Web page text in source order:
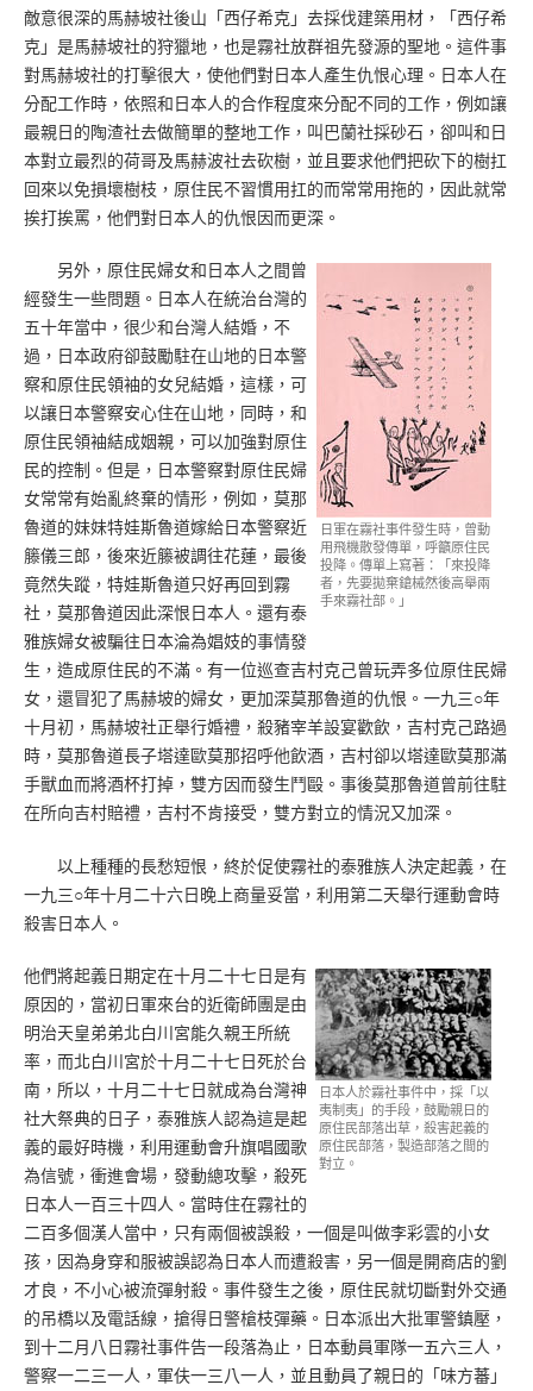
敵意很深的馬赫坡社後山「西仔希克」去採伐建築用材，「西仔希
克」是馬赫坡社的狩獵地，也是霧社放群祖先發源的聖地。這件事
對馬赫坡社的打擊很大，使他們對日本人產生仇恨心理。日本人在
分配工作時，依照和日本人的合作程度來分配不同的工作，例如讓
最親日的陶渣社去做簡單的整地工作，叫巴蘭社採砂石，卻叫和日
本對立最烈的荷哥及馬赫波社去砍樹，並且要求他們把砍下的樹扛
回來以免損壞樹枝，原住民不習慣用扛的而常常用拖的，因此就常
挨打挨罵，他們對日本人的仇恨因而更深。
日軍在霧社事件發生時，曾動
用飛機散發傳單，呼籲原住民
投降。傳單上寫著：「來投降
者，先要拋棄鎗械然後高舉兩
手來霧社部。」
另外，原住民婦女和日本人之間曾
經發生一些問題。日本人在統治台灣的
五十年當中，很少和台灣人結婚，不
過，日本政府卻鼓勵駐在山地的日本警
察和原住民領袖的女兒結婚，這樣，可
以讓日本警察安心住在山地，同時，和
原住民領袖結成姻親，可以加強對原住
民的控制。但是，日本警察對原住民婦
女常常有始亂終棄的情形，例如，莫那
魯道的妹妹特娃斯魯道嫁給日本警察近
籐儀三郎，後來近籐被調往花蓮，最後
竟然失蹤，特娃斯魯道只好再回到霧
社，莫那魯道因此深恨日本人。還有泰
雅族婦女被騙往日本淪為娼妓的事情發
生，造成原住民的不滿。有一位巡查吉村克己曾玩弄多位原住民婦
女，還冒犯了馬赫坡的婦女，更加深莫那魯道的仇恨。一九三○年
十月初，馬赫坡社正舉行婚禮，殺豬宰羊設宴歡飲，吉村克己路過
時，莫那魯道長子塔達歐莫那招呼他飲酒，吉村卻以塔達歐莫那滿
手獸血而將酒杯打掉，雙方因而發生鬥毆。事後莫那魯道曾前往駐
在所向吉村賠禮，吉村不肯接受，雙方對立的情況又加深。
以上種種的長愁短恨，終於促使霧社的泰雅族人決定起義，在
一九三○年十月二十六日晚上商量妥當，利用第二天舉行運動會時
殺害日本人。
日本人於霧社事件中，採「以
夷制夷」的手段，鼓勵親日的
原住民部落出草，殺害起義的
原住民部落，製造部落之間的
對立。
他們將起義日期定在十月二十七日是有
原因的，當初日軍來台的近衛師團是由
明治天皇弟弟北白川宮能久親王所統
率，而北白川宮於十月二十七日死於台
南，所以，十月二十七日就成為台灣神
社大祭典的日子，泰雅族人認為這是起
義的最好時機，利用運動會升旗唱國歌
為信號，衝進會場，發動總攻擊，殺死
日本人一百三十四人。當時住在霧社的
二百多個漢人當中，只有兩個被誤殺，一個是叫做李彩雲的小女
孩，因為身穿和服被誤認為日本人而遭殺害，另一個是開商店的劉
才良，不小心被流彈射殺。事件發生之後，原住民就切斷對外交通
的吊橋以及電話線，搶得日警槍枝彈藥。日本派出大批軍警鎮壓，
到十二月八日霧社事件告一段落為止，日本動員軍隊一五六三人，
警察一二三一人，軍伕一三八一人，並且動員了親日的「味方蕃」